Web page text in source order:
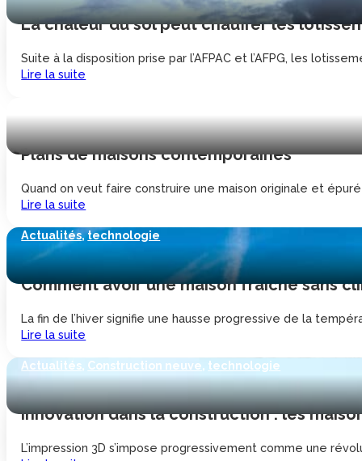
La chaleur du sol peut chauffer les
Suite à la disposition prise par l’AFPAC et l’AFPG, les
Lire la suite
Plans de maisons contemporaines
Quand on veut faire construire une maison originale et
Lire la suite
Actualités,technologie
Comment avoir une maison fraiche sans
La fin de l’hiver signifie une hausse progressive de la
Lire la suite
Actualités, Construction neuve, technologie
Innovation dans la construction : les
L’impression 3D s’impose progressivement comme une